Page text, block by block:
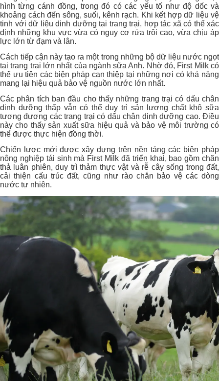
hình từng cánh đồng, trong đó có các yếu tố như độ dốc và
khoảng cách đến sông, suối, kênh rạch. Khi kết hợp dữ liệu vệ
tinh với dữ liệu dinh dưỡng tại trang trại, hợp tác xã có thể xác
định những khu vực vừa có nguy cơ rửa trôi cao, vừa chịu áp
lực lớn từ đạm và lân.
Cách tiếp cận này tạo ra một trong những bộ dữ liệu nước ngọt
tại trang trại lớn nhất của ngành sữa Anh. Nhờ đó, First Milk có
thể ưu tiên các biện pháp can thiệp tại những nơi có khả năng
mang lại hiệu quả bảo vệ nguồn nước lớn nhất.
Các phân tích ban đầu cho thấy những trang trại có dấu chân
dinh dưỡng thấp vẫn có thể duy trì sản lượng chất khô sữa
tương đương các trang trại có dấu chân dinh dưỡng cao. Điều
này cho thấy sản xuất sữa hiệu quả và bảo vệ môi trường có
thể được thực hiện đồng thời.
Chiến lược mới được xây dựng trên nền tảng các biện pháp
nông nghiệp tái sinh mà First Milk đã triển khai, bao gồm chăn
thả luân phiên, duy trì thảm thực vật và rễ cây sống trong đất,
cải thiện cấu trúc đất, cũng như rào chắn bảo vệ các dòng
nước tự nhiên.